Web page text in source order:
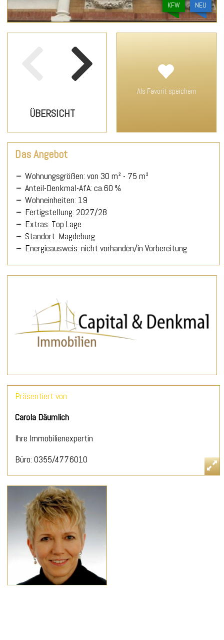
Anerkennung durch die Finanzbehörden.
KFW NEU
Als Favorit speichern
Das Angebot
Wohnungsgrößen: von 30 m² - 75 m²
Anteil-Denkmal-AfA: ca.60 %
Wohneinheiten: 19
Fertigstellung: 2027/28
Extras: Top Lage
Standort: Magdeburg
Energieausweis: nicht vorhanden/in Vorbereitung
Präsentiert von
Carola Däumlich
Ihre Immobilienexpertin
Büro: 0355/4776010